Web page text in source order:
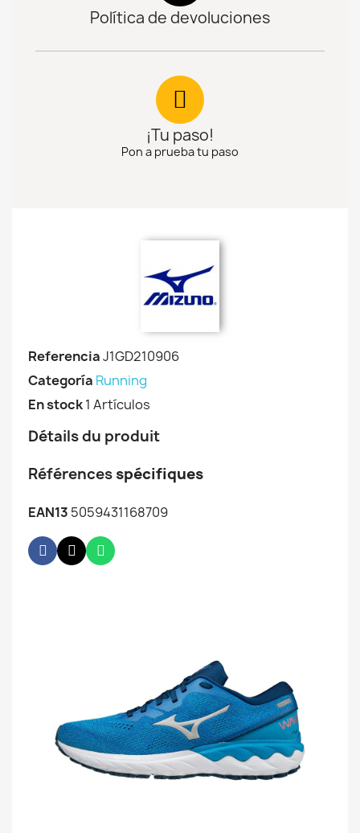
Política de devoluciones
¡Tu paso!
Pon a prueba tu paso
ReferenciaJ1GD210906
Categoría Running
En stock1 Artículos
Détails du produit
Références spécifiques
EAN13 5059431168709